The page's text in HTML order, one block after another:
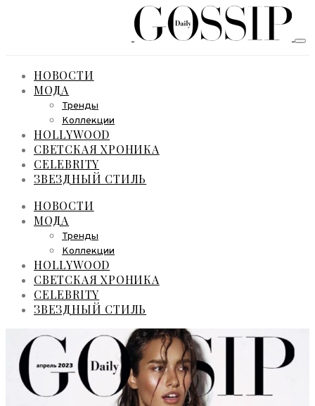
НОВОСТИ
МОДА
Тренды
Коллекции
HOLLYWOOD
СВЕТСКАЯ ХРОНИКА
CELEBRITY
ЗВЕЗДНЫЙ СТИЛЬ
НОВОСТИ
МОДА
Тренды
Коллекции
HOLLYWOOD
СВЕТСКАЯ ХРОНИКА
CELEBRITY
ЗВЕЗДНЫЙ СТИЛЬ